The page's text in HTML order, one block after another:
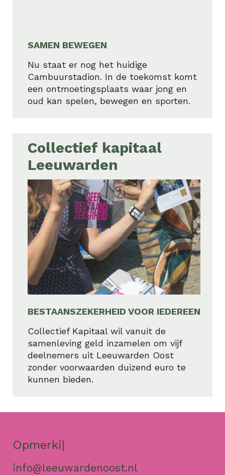
SAMEN BEWEGEN
Nu staat er nog het huidige
Cambuurstadion. In de toekomst komt
een ontmoetingsplaats waar jong en
oud kan spelen, bewegen en sporten.
Collectief kapitaal
Leeuwarden
BESTAANSZEKERHEID VOOR IEDEREEN
Collectief Kapitaal wil vanuit de
samenleving geld inzamelen om vijf
deelnemers uit Leeuwarden Oost
zonder voorwaarden duizend euro te
kunnen bieden.
Afspra|
info@leeuwardenoost.nl